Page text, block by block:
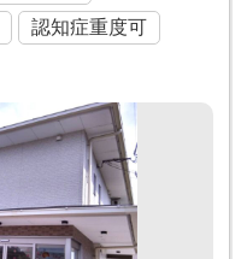
認知症重度可